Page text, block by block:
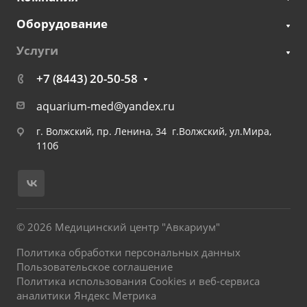
Оборудование
Услуги
+7 (8443) 20-50-58
aquarium-med@yandex.ru
г. Волжский, пр. Ленина, 34 г.Волжский, ул.Мира,
110б
© 2026 Медицинский центр "Авкариум"
Политика обработки персональных данных
Пользовательское соглашение
Политика использования Cookies и веб-сервиса
аналитики Яндекс Метрика